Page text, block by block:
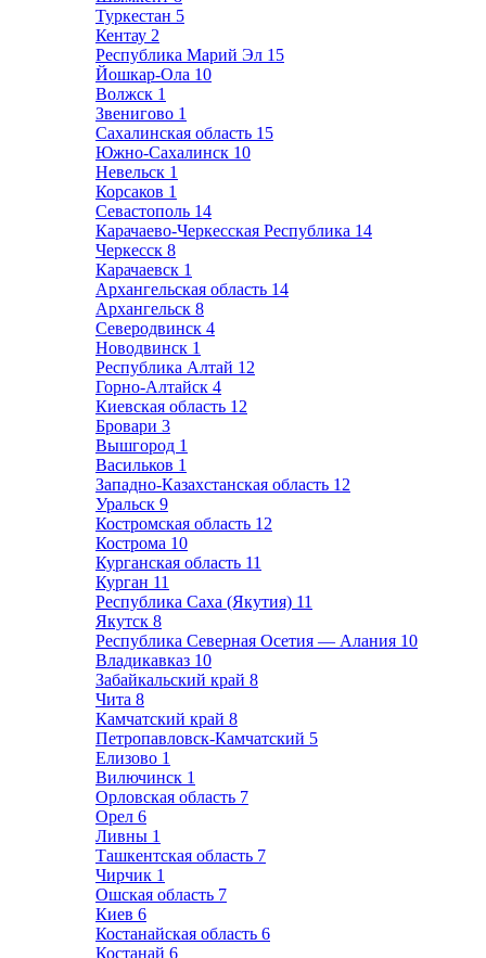
Туркестан 5
Кентау 2
Республика Марий Эл 15
Йошкар-Ола 10
Волжск 1
Звенигово 1
Сахалинская область 15
Южно-Сахалинск 10
Невельск 1
Корсаков 1
Севастополь 14
Карачаево-Черкесская Республика 14
Черкесск 8
Карачаевск 1
Архангельская область 14
Архангельск 8
Северодвинск 4
Новодвинск 1
Республика Алтай 12
Горно-Алтайск 4
Киевская область 12
Бровари 3
Вышгород 1
Васильков 1
Западно-Казахстанская область 12
Уральск 9
Костромская область 12
Кострома 10
Курганская область 11
Курган 11
Республика Саха (Якутия) 11
Якутск 8
Республика Северная Осетия — Алания 10
Владикавказ 10
Забайкальский край 8
Чита 8
Камчатский край 8
Петропавловск-Камчатский 5
Елизово 1
Вилючинск 1
Орловская область 7
Орел 6
Ливны 1
Ташкентская область 7
Чирчик 1
Ошская область 7
Киев 6
Костанайская область 6
Костанай 6